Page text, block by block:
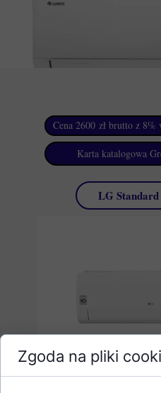
Karta katalogowa
Cena 2600 zł brutto z 8%
LG
Zgoda na pliki